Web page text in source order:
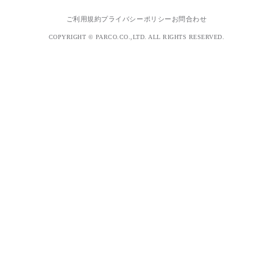
ご利用規約プライバシーポリシー お問合わせ
COPYRIGHT © PARCO.CO.,LTD. ALL RIGHTS RESERVED.